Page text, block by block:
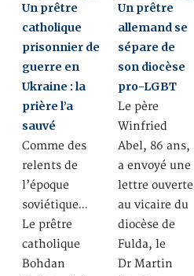
Un prêtre
catholique
prisonnier de
guerre en
Ukraine : la
prière l’a
sauvé
Comme des
relents de
l’époque
soviétique…
Le prêtre
catholique
Bohdan
Un prêtre
allemand se
sépare de
son diocèse
pro-LGBT
Le père
Winfried
Abel, 86 ans,
a envoyé une
lettre ouverte
au vicaire du
diocèse de
Fulda, le
Dr Martin